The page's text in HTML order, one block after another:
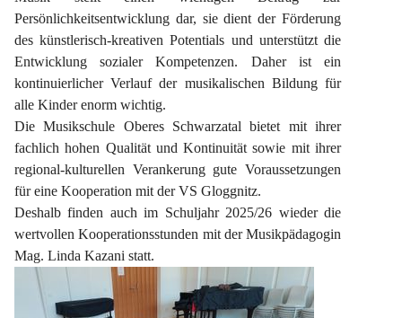
Persönlichkeitsentwicklung dar, sie dient der Förderung
des künstlerisch-kreativen Potentials und unterstützt die
Entwicklung sozialer Kompetenzen. Daher ist ein
kontinuierlicher Verlauf der musikalischen Bildung für
alle Kinder enorm wichtig.
Die Musikschule Oberes Schwarzatal bietet mit ihrer
fachlich hohen Qualität und Kontinuität sowie mit ihrer
regional-kulturellen Verankerung gute Voraussetzungen
für eine Kooperation mit der VS Gloggnitz.
Deshalb finden auch im Schuljahr 2025/26 wieder die
wertvollen Kooperationsstunden mit der Musikpädagogin
Mag. Linda Kazani statt.